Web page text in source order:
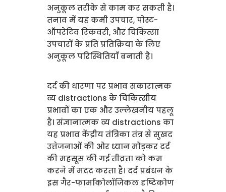
अनुकूल तरीके से काम कर सकती है।
तनाव में यह कमी उपचार, पोस्ट-
ऑपरेटिव रिकवरी, और चिकित्सा
उपचारों के प्रति प्रतिक्रिया के लिए
अनुकूल परिस्थितियाँ बनाती है।
दर्द की धारणा पर प्रभाव सकारात्मक
व्य distractions के चिकित्सीय
प्रभावों का एक और उल्लेखनीय पहलू
है। संज्ञानात्मक व्य distractions का
यह प्रभाव केंद्रीय तंत्रिका तंत्र से सुखद
उत्तेजनाओं की ओर ध्यान मोड़कर दर्द
की महसूस की गई तीव्रता को कम
करने में मदद करता है। दर्द प्रबंधन के
इस गैर-फार्माकोलॉजिकल दृष्टिकोण